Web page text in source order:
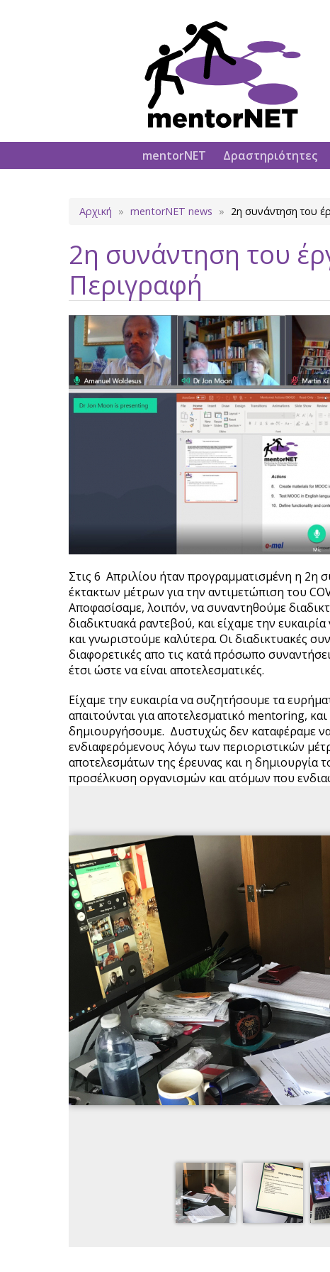
Κεντρική
mentorNET Δραστηριότητες
Breadcrumb
Αρχική mentorNET news 2η συνάντηση του
2η συνάντηση του
Περιγραφή
Στις 6 Απριλίου ήταν προγραμματισμένη η
έκτακτων μέτρων για την αντιμετώπιση του
Αποφασίσαμε, λοιπόν, να συναντηθούμε
διαδικτυακά ραντεβού, και είχαμε την
και γνωριστούμε καλύτερα. Οι διαδικτυακές
διαφορετικές απο τις κατά πρόσωπο
έτσι ώστε να είναι αποτελεσματικές.
Είχαμε την ευκαιρία να συζητήσουμε τα
απαιτούνται για αποτελεσματικό mentoring,
δημιουργήσουμε. Δυστυχώς δεν καταφέραμε
ενδιαφερόμενους λόγω των περιοριστικών
αποτελεσμάτων της έρευνας και η δημιουργία
προσέλκυση οργανισμών και